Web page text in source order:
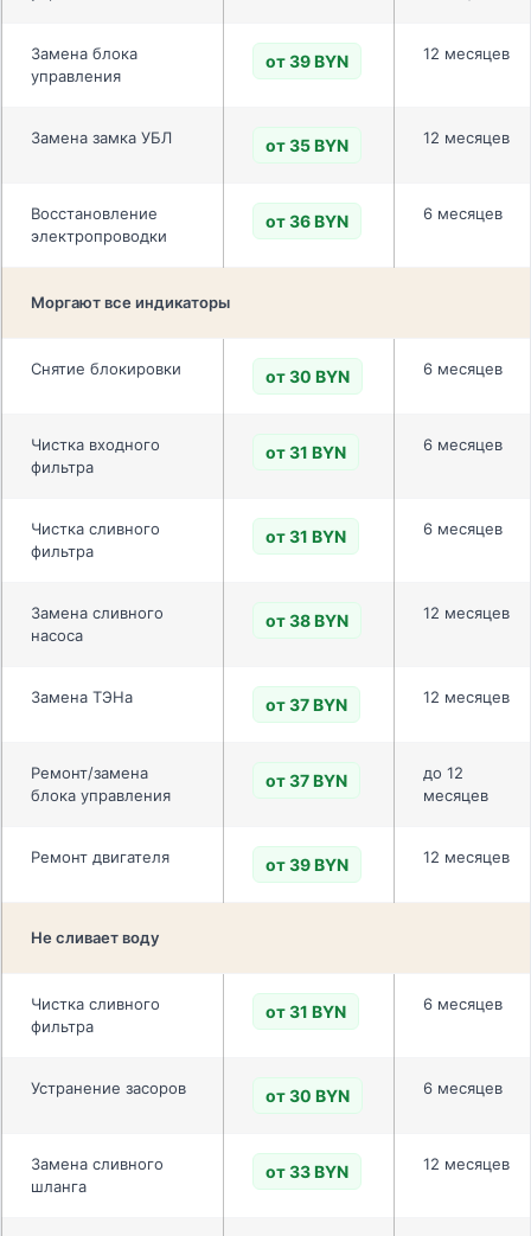
Замена блока
управления
от 39 BYN 12 месяцев
Замена замка УБЛ от 35 BYN 12 месяцев
Восстановление
электропроводки
от 36 BYN 6 месяцев
Моргают все индикаторы
Снятие блокировки от 30 BYN 6 месяцев
Чистка входного
фильтра
от 31 BYN 6 месяцев
Чистка сливного
фильтра
от 31 BYN 6 месяцев
Замена сливного
насоса
от 38 BYN 12 месяцев
Замена ТЭНа от 37 BYN 12 месяцев
Ремонт/замена
блока управления
от 37 BYN
до 12
месяцев
Ремонт двигателя от 39 BYN 12 месяцев
Не сливает воду
Чистка сливного
фильтра
от 31 BYN 6 месяцев
Устранение засоров от 30 BYN 6 месяцев
Замена сливного
шланга
от 33 BYN 12 месяцев